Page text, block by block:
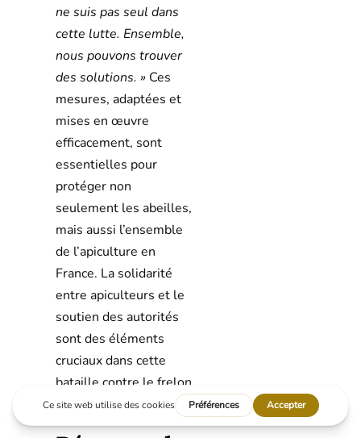
ne suis pas seul dans
cette lutte. Ensemble,
nous pouvons trouver
des solutions. »Ces
mesures, adaptées et
mises en œuvre
efficacement, sont
essentielles pour
protéger non
seulement les abeilles,
mais aussi l’ensemble
de l’apiculture en
France. La solidarité
entre apiculteurs et le
soutien des autorités
sont des éléments
cruciaux dans cette
bataille contre le frelon
géant.